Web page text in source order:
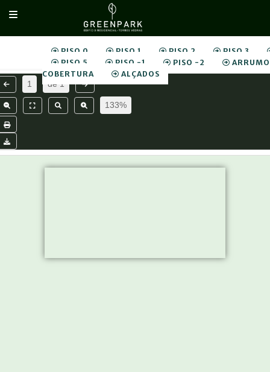
PISO 0 PISO 1 PISO 2
PISO 3
PISO 5
PISO -1 PISO -2
COBERTURA
ALÇADOS
1 de 1
133%